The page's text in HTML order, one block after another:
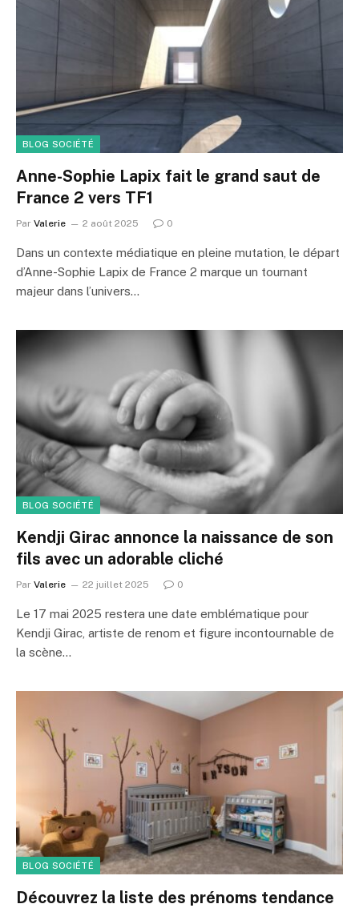
BLOG SOCIÉTÉ
Anne-Sophie Lapix fait le grand saut de
France 2 vers TF1
Par Valerie 2 août 2025 0
Dans un contexte médiatique en pleine mutation, le départ
d’Anne-Sophie Lapix de France 2 marque un tournant
majeur dans l’univers…
BLOG SOCIÉTÉ
Kendji Girac annonce la naissance de son
fils avec un adorable cliché
Par Valerie 22 juillet 2025 0
Le 17 mai 2025 restera une date emblématique pour
Kendji Girac, artiste de renom et figure incontournable de
la scène…
BLOG SOCIÉTÉ
Découvrez la liste des prénoms tendance